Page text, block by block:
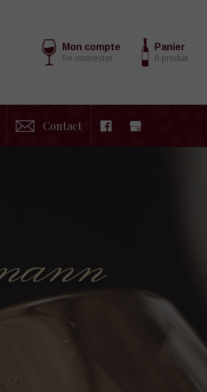
Mon compte
Se connecter
Panier
0 produit
Contact